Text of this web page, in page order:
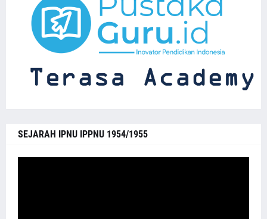
SEJARAH IPNU IPPNU 1954/1955